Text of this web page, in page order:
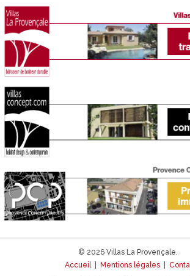
© 2026 Villas La Provençale.
Accueil| Mentions légales